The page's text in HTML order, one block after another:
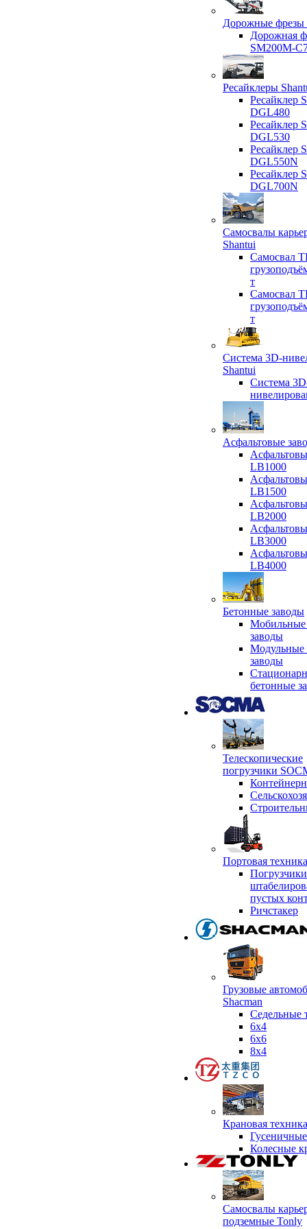
Дорожные фрезы
Дорожная
SM200M-
Ресайклеры
Ресайклер
DGL480
Ресайклер
DGL530
Ресайклер
DGL550N
Ресайклер
DGL700N
Самосвалы
Shantui
Самосвал
т
Самосвал
т
Система 3D-
Shantui
Система
Асфальтовые
LB1000
LB1500
LB2000
LB3000
LB4000
Бетонные заводы
Мобильные
заводы
Модульные
заводы
бетонные
Телескопические
погрузчики
Портовая
пустых
Ричстакер
Грузовые
Shacman
Седельные
6х4
6x6
8x4
Крановая
Колесные
Самосвалы
подземные Tonly